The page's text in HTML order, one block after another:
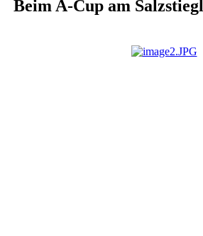
Beim A-Cup am Salzstiegl